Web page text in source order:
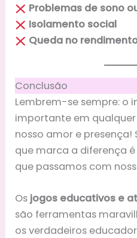
Problemas de sono
Isolamento social
Queda no
Conclusão
Lembrem-se sempre: o
importante em
nosso amor e presença!
que marca a diferença
que passamos com
Os jogos educativos e
são ferramentas
os verdadeiros